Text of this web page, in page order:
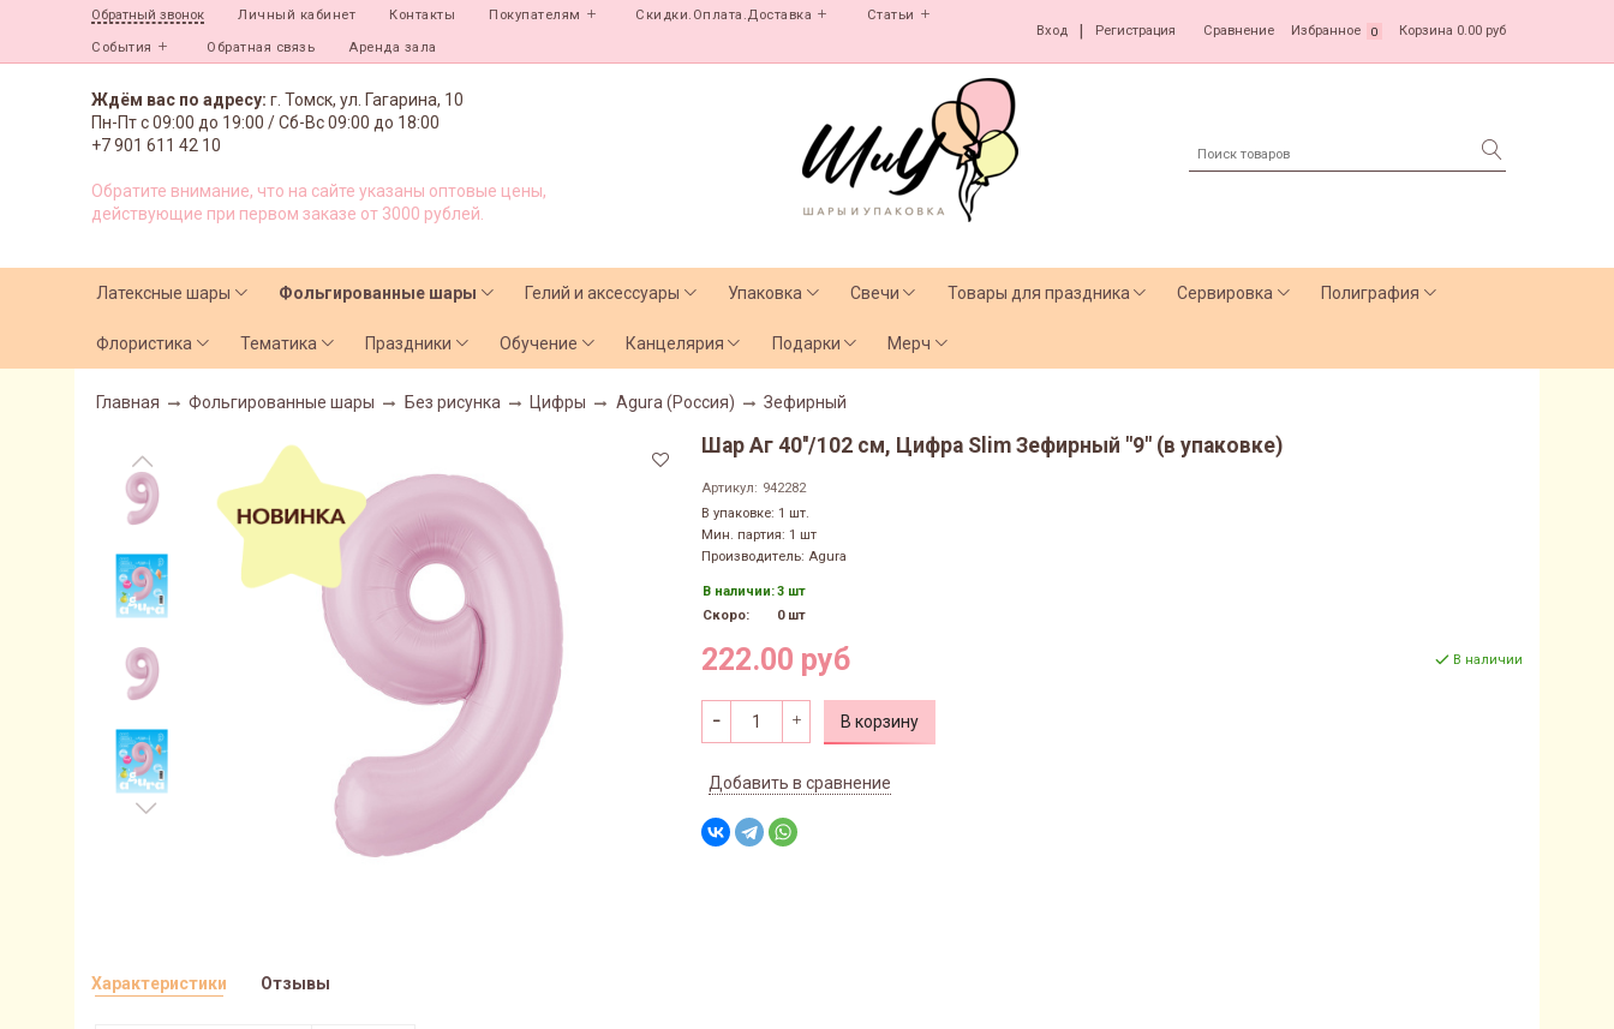
Обратный звонок Личный кабинет Контакты Покупателям Скидки.Оплата.Доставка Статьи
События Обратная связь Аренда зала
Вход Регистрация Сравнение Избранное 0 Корзина 0.00 руб
Ждём вас по адресу: г. Томск, ул. Гагарина, 10
Пн-Пт с09:00 до 19:00 /Сб-Вс 09:00 до 18:00
+7 901 611 42 10
Обратите внимание, что на сайте указаны оптовые цены,
действующие при первом заказе от 3000 рублей.
Латексные шары Фольгированные шары Гелий и аксессуары Упаковка Свечи Товары для праздника Сервировка Полиграфия
Флористика Тематика Праздники Обучение Канцелярия Подарки Мерч
Главная Фольгированные шары Без рисунка Цифры Agura (Россия) Зефирный
Шар Аг 40''/102 см, Цифра Slim Зефирный "9" (в упаковке)
Артикул: 942282
В упаковке: 1 шт.
Мин. партия: 1 шт
Производитель: Agura
В наличии:3 шт
Скоро:
0 шт
222.00 руб В наличии
В корзину
Добавить в сравнение
Характеристики Отзывы